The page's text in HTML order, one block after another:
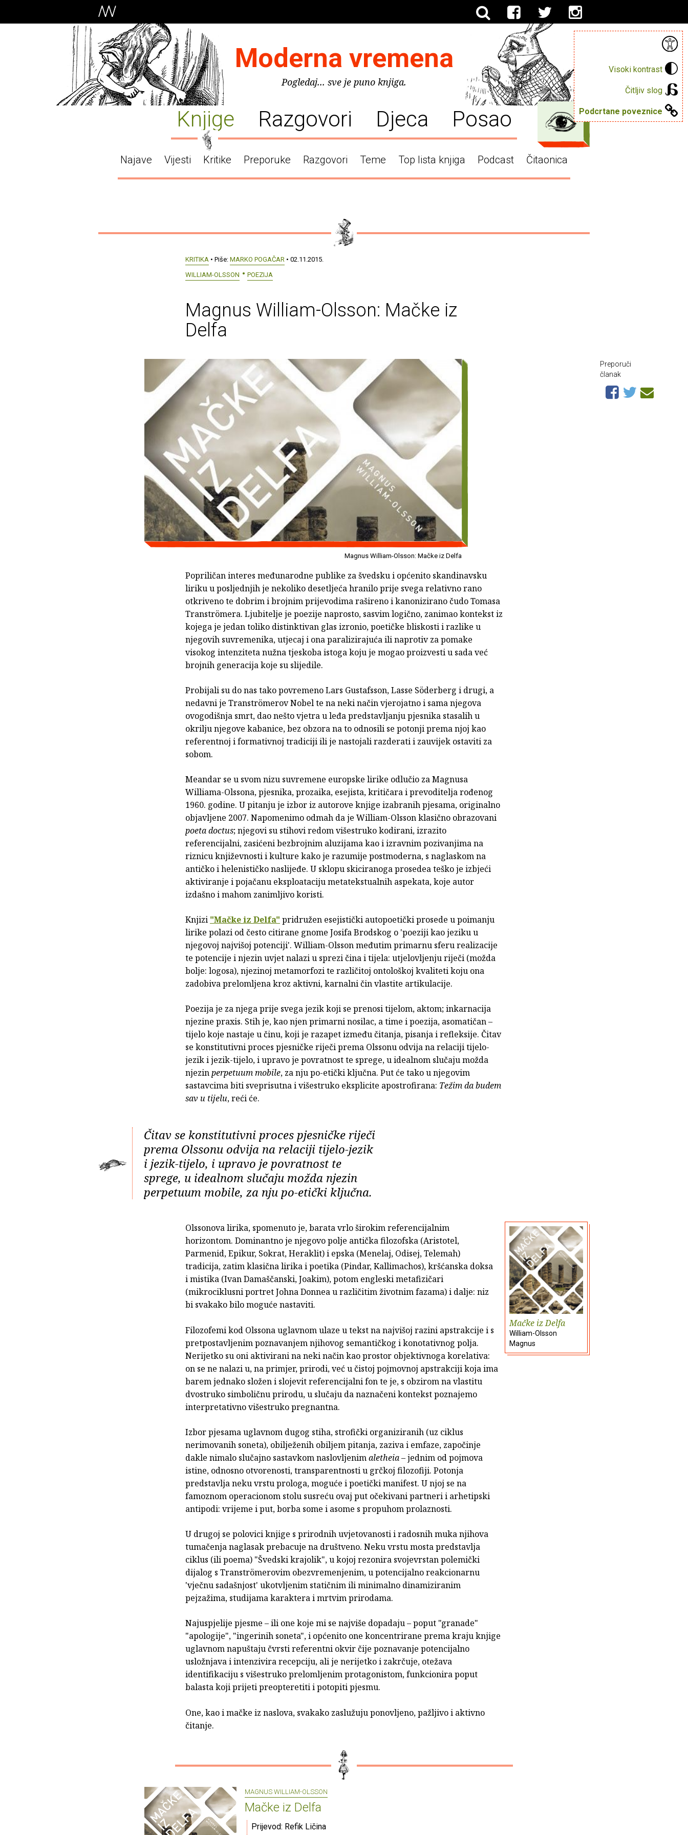
Visoki kontrast
Čitljiv slog
Podcrtane poveznice
Moderna vremena
Pogledaj... sve je puno knjiga.
Knjige Razgovori Djeca Posao
Najave Vijesti Kritike Preporuke Razgovori Teme Top lista knjiga Podcast Čitaonica
KRITIKA • Piše: MARKO POGAČAR • 02.11.2015.
WILLIAM-OLSSON
POEZIJA
Magnus William-Olsson: Mačke iz
Delfa
Magnus William-Olsson: Mačke iz Delfa
Popriličan interes međunarodne publike za švedsku i općenito skandinavsku
liriku u posljednjih je nekoliko desetljeća hranilo prije svega relativno rano
otkriveno te dobrim i brojnim prijevodima rašireno i kanonizirano čudo Tomasa
Tranströmera. Ljubitelje je poezije naprosto, sasvim logično, zanimao kontekst iz
kojega je jedan toliko distinktivan glas izronio, poetičke bliskosti i razlike u
njegovih suvremenika, utjecaj i ona paralizirajuća ili naprotiv za pomake
visokog intenziteta nužna tjeskoba istoga koju je mogao proizvesti u sada već
brojnih generacija koje su slijedile.
Probijali su do nas tako povremeno Lars Gustafsson, Lasse Söderberg i drugi, a
nedavni je Tranströmerov Nobel te na neki način vjerojatno i sama njegova
ovogodišnja smrt, dao nešto vjetra u leđa predstavljanju pjesnika stasalih u
okrilju njegove kabanice, bez obzora na to odnosili se potonji prema njoj kao
referentnoj i formativnoj tradiciji ili je nastojali razderati i zauvijek ostaviti za
sobom.
Meandar se u svom nizu suvremene europske lirike odlučio za Magnusa
Williama-Olssona, pjesnika, prozaika, esejista, kritičara i prevoditelja rođenog
1960. godine. U pitanju je izbor iz autorove knjige izabranih pjesama, originalno
objavljene 2007. Napomenimo odmah da je William-Olsson klasično obrazovani
poeta doctus; njegovi su stihovi redom višestruko kodirani, izrazito
referencijalni, zasićeni bezbrojnim aluzijama kao i izravnim pozivanjima na
riznicu književnosti i kulture kako je razumije postmoderna, s naglaskom na
antičko i helenističko naslijeđe. U sklopu skiciranoga prosedea teško je izbjeći
aktiviranje i pojačanu eksploataciju metatekstualnih aspekata, koje autor
izdašno i mahom zanimljivo koristi.
Knjizi "Mačke iz Delfa" pridružen esejistički autopoetički prosede u poimanju
lirike polazi od često citirane gnome Josifa Brodskog o 'poeziji kao jeziku u
njegovoj najvišoj potenciji'. William-Olsson međutim primarnu sferu realizacije
te potencije i njezin uvjet nalazi u sprezi čina i tijela: utjelovljenju riječi (možda
bolje: logosa), njezinoj metamorfozi te različitoj ontološkoj kvaliteti koju ona
zadobiva prelomljena kroz aktivni, karnalni čin vlastite artikulacije.
Poezija je za njega prije svega jezik koji se prenosi tijelom, aktom; inkarnacija
njezine praxis. Stih je, kao njen primarni nosilac, a time i poezija, asomatičan –
tijelo koje nastaje u činu, koji je razapet između čitanja, pisanja i refleksije. Čitav
se konstitutivni proces pjesničke riječi prema Olssonu odvija na relaciji tijelo-
jezik i jezik-tijelo, i upravo je povratnost te sprege, u idealnom slučaju možda
njezinperpetuum mobile, za nju po-etički ključna. Put će tako u njegovim
sastavcima biti sveprisutna i višestruko eksplicite apostrofirana: Težim da budem
sav u tijelu, reći će.
Čitav se konstitutivni proces pjesničke riječi
prema Olssonu odvija na relaciji tijelo-jezik
i jezik-tijelo, i upravo je povratnost te
sprege, u idealnom slučaju možda njezin
perpetuum mobile, za nju po-etički ključna.
Mačke iz Delfa
William-Olsson
Magnus
Olssonova lirika, spomenuto je, barata vrlo širokim referencijalnim
horizontom. Dominantno je njegovo polje antička filozofska (Aristotel,
Parmenid, Epikur, Sokrat, Heraklit) i epska (Menelaj, Odisej, Telemah)
tradicija, zatim klasična lirika i poetika (Pindar, Kallimachos), kršćanska doksa
i mistika (Ivan Damaščanski, Joakim), potom engleski metafizičari
(mikrociklusni portret Johna Donnea u različitim životnim fazama) i dalje: niz
bi svakako bilo moguće nastaviti.
Filozofemi kod Olssona uglavnom ulaze u tekst na najvišoj razini apstrakcije i s
pretpostavljenim poznavanjem njihovog semantičkog i konotativnog polja.
Nerijetko su oni aktivirani na neki način kao prostor objektivnoga korelativa:
on se ne nalazi u, na primjer, prirodi, već u čistoj pojmovnoj apstrakciji koja ima
barem jednako složen i slojevit referencijalni fon te je, s obzirom na vlastitu
dvostruko simboličnu prirodu, u slučaju da naznačeni kontekst poznajemo
interpretativno višestruko pregnantna.
Izbor pjesama uglavnom dugog stiha, strofički organiziranih (uz ciklus
nerimovanih soneta), obilježenih obiljem pitanja, zaziva i emfaze, započinje
dakle nimalo slučajno sastavkom naslovljenimaletheia– jednim od pojmova
istine, odnosno otvorenosti, transparentnosti u grčkoj filozofiji. Potonja
predstavlja neku vrstu prologa, moguće i poetički manifest. U njoj se na
famoznom operacionom stolu susreću ovaj put očekivani partneri i arhetipski
antipodi: vrijeme i put, borba some i asome s propuhom prolaznosti.
U drugoj se polovici knjige s prirodnih uvjetovanosti i radosnih muka njihova
tumačenja naglasak prebacuje na društveno. Neku vrstu mosta predstavlja
ciklus (ili poema) "Švedski krajolik", u kojoj rezonira svojevrstan polemički
dijalog s Tranströmerovim obezvremenjenim, u potencijalno reakcionarnu
'vječnu sadašnjost' ukotvljenim statičnim ili minimalno dinamiziranim
pejzažima, studijama karaktera i mrtvim prirodama.
Najuspjelije pjesme – ili one koje mi se najviše dopadaju – poput "granade"
"apologije", "ingerinih soneta", i općenito one koncentrirane prema kraju knjige
uglavnom napuštaju čvrsti referentni okvir čije poznavanje potencijalno
usložnjava i intenzivira recepciju, ali je nerijetko i zakrčuje, otežava
identifikaciju s višestruko prelomljenim protagonistom, funkcionira poput
balasta koji prijeti preopteretiti i potopiti pjesmu.
One, kao i mačke iz naslova, svakako zaslužuju ponovljeno, pažljivo i aktivno
čitanje.
MAGNUS WILLIAM-OLSSON
Mačke iz Delfa
Prijevod: Refik Ličina
Preporuči
članak